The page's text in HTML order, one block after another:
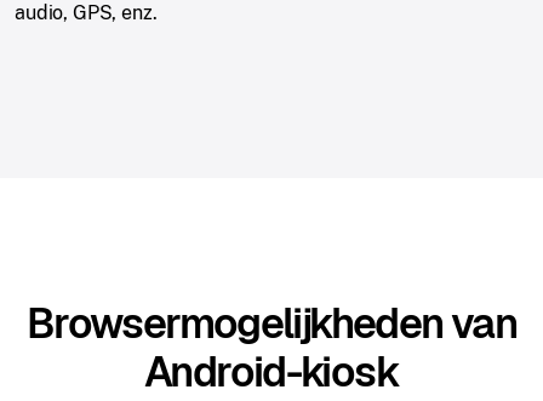
audio, GPS, enz.
Browsermogelijkheden van
Android-kiosk